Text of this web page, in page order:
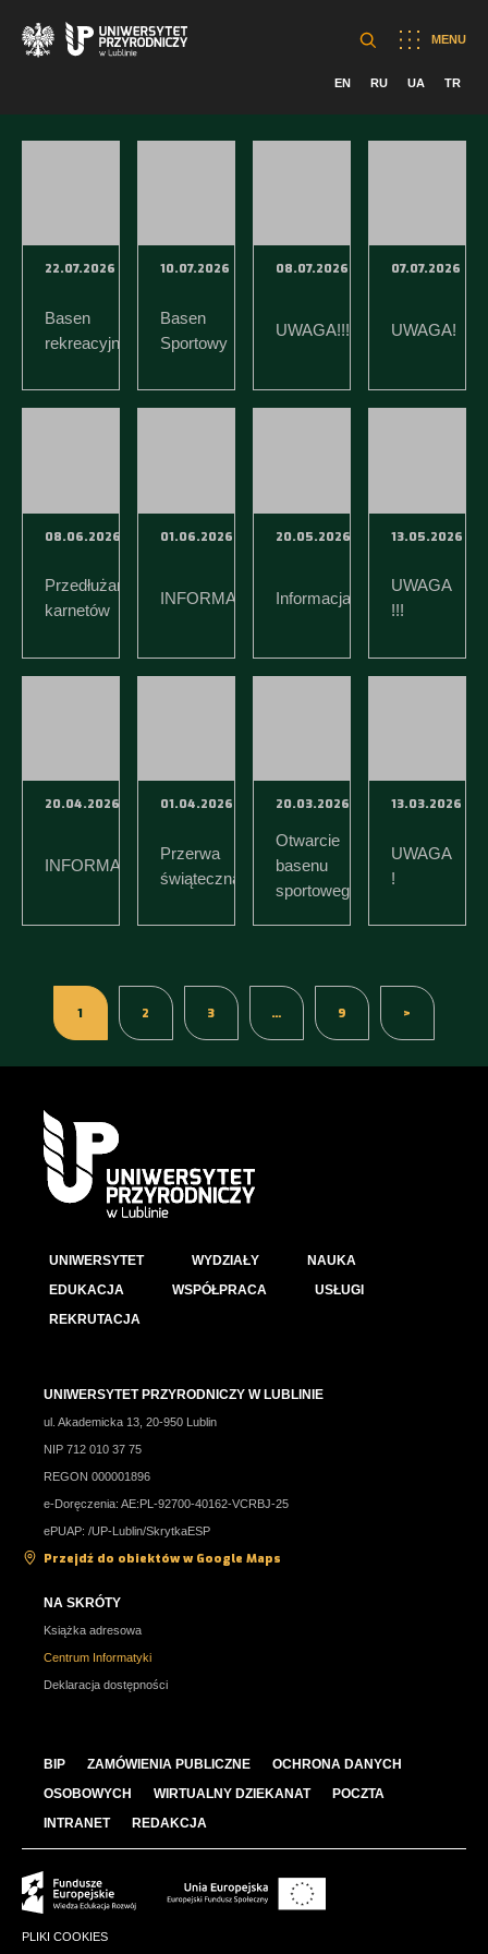
MENU
EN RU UA TR
22.07.2026
Basen
rekreacyjny
10.07.2026
Basen
Sportowy
08.07.2026
UWAGA!!!
07.07.2026
UWAGA!
08.06.2026
Przedłużanie
karnetów
01.06.2026
INFORMACJA
20.05.2026
Informacja
13.05.2026
UWAGA
!!!
20.04.2026
INFORMACJA
01.04.2026
Przerwa
świąteczna
20.03.2026
Otwarcie
basenu
sportowego
13.03.2026
UWAGA
!
1 2 3 … 9 >
UNIWERSYTET WYDZIAŁY
NAUKA
EDUKACJA
WSPÓŁPRACA
USŁUGI
REKRUTACJA
UNIWERSYTET PRZYRODNICZY W LUBLINIE
ul. Akademicka 13, 20-950 Lublin
NIP 712 010 37 75
REGON 000001896
e-Doręczenia: AE:PL-92700-40162-VCRBJ-25
ePUAP: /UP-Lublin/SkrytkaESP
Przejdź do obiektów w Google Maps
NA SKRÓTY
Książka adresowa
Centrum Informatyki
Deklaracja dostępności
BIP ZAMÓWIENIA PUBLICZNE
OCHRONA DANYCH
OSOBOWYCH
WIRTUALNY DZIEKANAT
POCZTA
INTRANET
REDAKCJA
PLIKI COOKIES